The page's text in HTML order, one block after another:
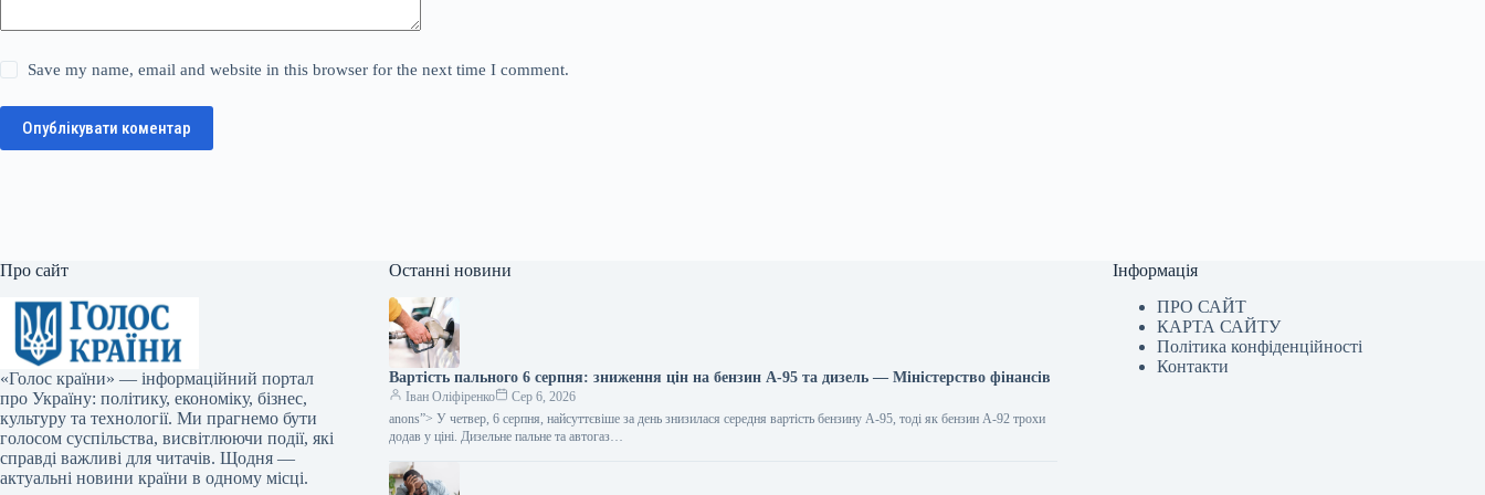
Save my name, email and website in this browser for the next time I comment.
Опублікувати коментар
Про сайт
«Голос країни» — інформаційний портал
про Україну: політику, економіку, бізнес,
культуру та технології. Ми прагнемо бути
голосом суспільства, висвітлюючи події, які
справді важливі для читачів. Щодня —
актуальні новини країни в одному місці.
Останні новини
Вартість пального 6 серпня: зниження цін на бензин А-95 та дизель — Міністерство фінансів
Іван Оліфіренко
Сер 6, 2026
anons”> У четвер, 6 серпня, найсуттєвіше за день знизилася середня вартість бензину А-95, тоді як бензин А-92 трохи
додав у ціні. Дизельне пальне та автогаз…
Інформація
ПРО САЙТ
КАРТА САЙТУ
Політика конфіденційності
Контакти